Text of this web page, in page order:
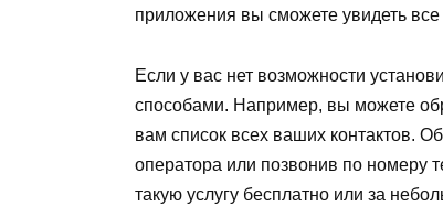
приложения вы сможете увидеть
Если у вас нет возможности
способами. Например, вы можете
вам список всех ваших контактов.
оператора или позвонив по номеру
такую услугу бесплатно или за